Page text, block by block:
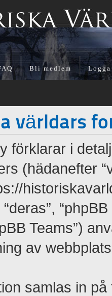
Bli medlem
världars
förklarar i
(hädanefter
“deras”,
Teams”)
av
samlas in